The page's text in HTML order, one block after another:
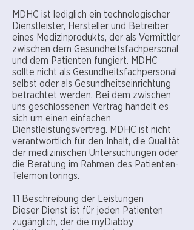
MDHC ist lediglich ein technologischer
Dienstleister, Hersteller und Betreiber
eines Medizinprodukts, der als Vermittler
zwischen dem Gesundheitsfachpersonal
und dem Patienten fungiert. MDHC
sollte nicht als Gesundheitsfachpersonal
selbst oder als Gesundheitseinrichtung
betrachtet werden. Bei dem zwischen
uns geschlossenen Vertrag handelt es
sich um einen einfachen
Dienstleistungsvertrag. MDHC ist nicht
verantwortlich für den Inhalt, die Qualität
der medizinischen Untersuchungen oder
die Beratung im Rahmen des Patienten-
Telemonitorings.
1.1 Beschreibung der Leistungen
Dieser Dienst ist für jeden Patienten
zugänglich, der die myDiabby